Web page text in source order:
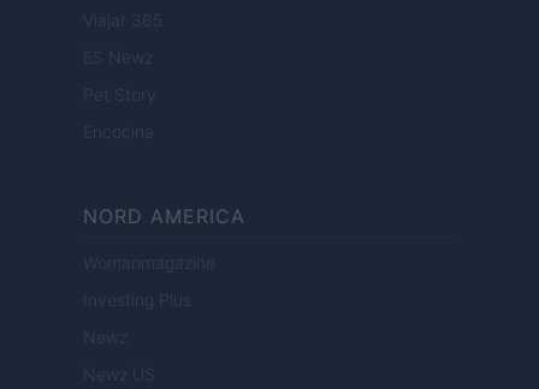
Viajar 365
ES Newz
Pet Story
Encocina
NORD AMERICA
Womanmagazine
Investing Plus
Newz
Newz US